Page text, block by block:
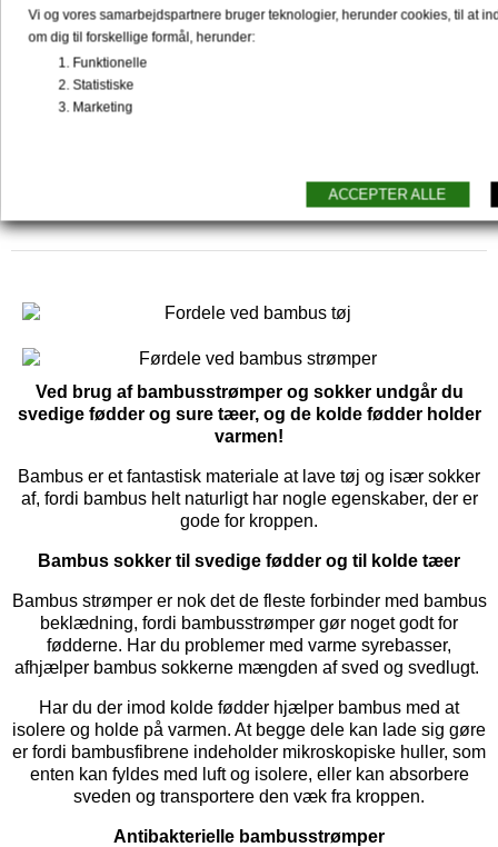
Ved brug af bambusstrømper og sokker undgår du
svedige fødder og sure tæer, og de kolde fødder holder
varmen!
Bambus er et fantastisk materiale at lave tøj og især sokker
af, fordi bambus helt naturligt har nogle egenskaber, der er
gode for kroppen.
Bambus sokker til svedige fødder og til kolde tæer
Bambus strømper er nok det de fleste forbinder med bambus
beklædning, fordi bambusstrømper gør noget godt for
fødderne. Har du problemer med varme syrebasser,
afhjælper bambus sokkerne mængden af sved og svedlugt.
Har du der imod kolde fødder hjælper bambus med at
isolere og holde på varmen. At begge dele kan lade sig gøre
er fordi bambusfibrene indeholder mikroskopiske huller, som
enten kan fyldes med luft og isolere, eller kan absorbere
sveden og transportere den væk fra kroppen.
Antibakterielle bambusstrømper
Vi og vores samarbejdspartnere bruger teknologier, herunder cookies, til at
om dig til forskellige formål, herunder:
Funktionelle
Statistiske
Marketing
ACCEPTER ALLE